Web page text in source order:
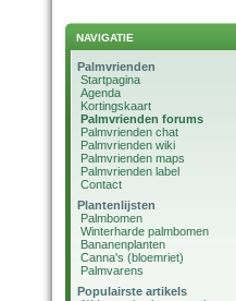
NAVIGATIE
Palmvrienden
Startpagina
Agenda
Kortingskaart
Palmvrienden forums
Palmvrienden chat
Palmvrienden wiki
Palmvrienden maps
Palmvrienden label
Contact
Plantenlijsten
Palmbomen
Winterharde palmbomen
Bananenplanten
Canna's (bloemriet)
Palmvarens
Populairste artikels